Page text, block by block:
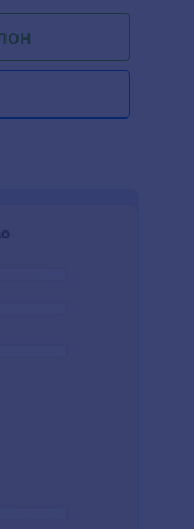
место и означи
заврше. Ову
радници,
можеш
Промени
да
са другом
као што су
Обрасце